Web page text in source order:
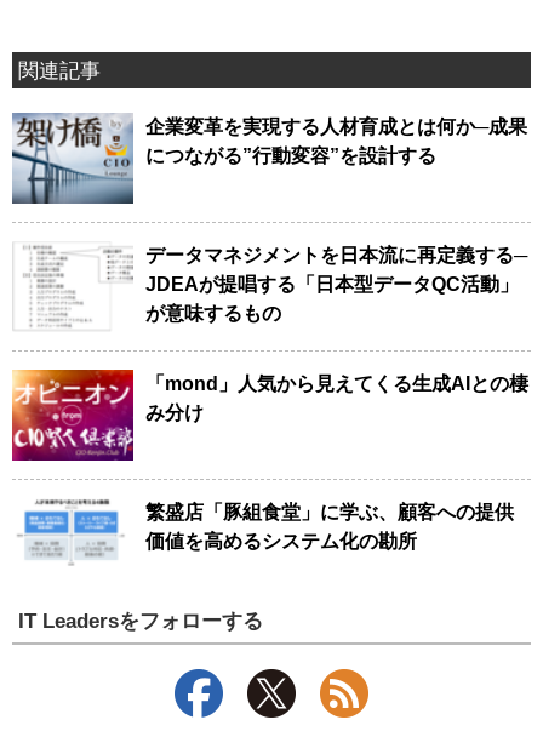
関連記事
企業変革を実現する人材育成とは何か─成果
につながる”行動変容”を設計する
データマネジメントを日本流に再定義する─
JDEAが提唱する「日本型データQC活動」
が意味するもの
「mond」人気から見えてくる生成AIとの棲
み分け
繁盛店「豚組食堂」に学ぶ、顧客への提供
価値を高めるシステム化の勘所
IT Leadersをフォローする